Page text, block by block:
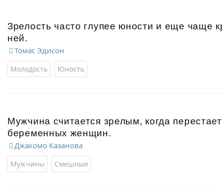
Зрелость часто глупее юности и еще чаще
ней.
Томас Эдисон
Молодость Юность
Мужчина считается зрелым, когда
беременных женщин.
Джакомо Казанова
Мужчины Смешные